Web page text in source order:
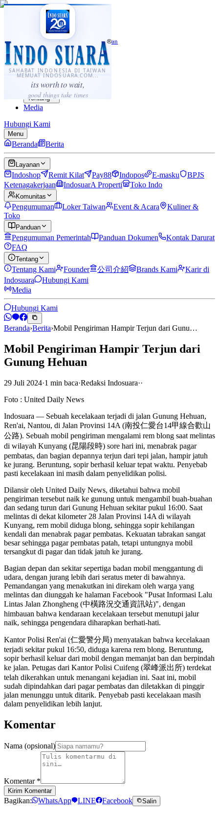
SAHABAT INDONESIA DI TAIWAN
MEMUAT INDOSUARA.COM...
its worth to wait,
good things take times
·...
⌘K
Sahabat Indonesia di Taiwan
Berita
Layanan
Komunitas
Panduan
Tentang
Media
Hubungi Kami
Menu
Beranda Berita
Layanan
Indoshop Remit Kilat Pay88 Indopos E-masku
BPJS
Ketenagakerjaan
IndosuarA Properti Toko Indo
Komunitas
Pengumuman Loker Taiwan Event & Acara
Kuliner &
Toko
Panduan
Pengumuman Pemerintah Panduan Dokumen
Kontak Darurat
FAQ
Tentang
Tentang Kami Founder 公司介紹 Brands Kami
Karir di
Indosuara
Hubungi Kami
Media
Hubungi Kami
Beranda›Berita›Mobil Pengiriman Hampir Terjun dari Gunu…
Mobil Pengiriman Hampir Terjun dari
Gunung Hehuan
29 Juli 2024·1 min baca·Redaksi Indosuara··
Foto : United Daily News
Indosuara — Sebuah kecelakaan terjadi di jalan Gunung Hehuan,
Ren'ai, Nantou, di Jalan Provinsi 14A (南投仁愛台14甲線合歡山
公路). Sebuah mobil pengiriman mengalami rem blong saat melintas
di wilayah Kunyang (昆陽段時) sore hari ini, menabrak pagar
pembatas, dan bagian depannya terjun dari tepi jalan, hampir jatuh
ke jurang. Beruntung, sopir berhasil keluar tepat waktu. Penyebab
pasti kecelakaan ini masih dalam penyelidikan polisi.
Dilansir oleh United Daily News, diketahui bahwa mobil
pengiriman tersebut naik ke gunung untuk mengambil buah-buahan
dan sedang turun dari Gunung Hehuan sekitar pukul 16:00. Saat
melintas di dekat kilometer 28 Jalan Provinsi 14A di wilayah
Kunyang, rem mobil diduga blong, sehingga sopir kehilangan
kendali dan menabrak pagar pembatas. Kekuatan tabrakan sangat
besar sehingga pagar pembatas patah, tetapi untungnya mobil
tersangkut di pagar dan tidak jatuh ke jurang.
Bagian depan dan sekitar sepertiga badan mobil menggantung di
udara, dengan jurang lebih dari seratus meter di bawahnya.
Pemandangan yang menakutkan ini direkam oleh warga yang
melintas dan diunggah ke halaman Facebook "Pusat Informasi Lalu
Lintas Jalan Zhongheng (中橫路況交通資訊站)", dengan
himbauan bahwa kendaraan kecelakaan tersebut menutupi jalur
naik, sehingga pengendara diharapkan berhati-hati.
Kantor Polisi Ren'ai (仁愛警分局) menyatakan bahwa kecelakaan
terjadi sekitar pukul 16:50, diduga karena rem blong. Beruntung,
sopir berhasil keluar dari mobil dengan memanjat ban dan berpindah
ke jalan. Petugas dari Kantor Polisi Cuifeng (翠峰派出所) terdekat
telah dikerahkan untuk menangani kejadian ini. Saat ini, mobil
sudah dipindahkan dari pagar pembatas dan diletakkan di pinggir
jalan menunggu untuk ditarik. Penyebab pasti kecelakaan masih
dalam penyelidikan lebih lanjut.
Komentar
Nama (opsional)
Komentar *
Kirim Komentar
Bagikan: WhatsApp LINE Facebook Salin